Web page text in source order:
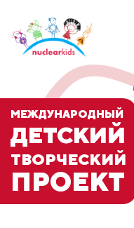
МЕЖДУНАРОДНЫЙ
ДЕТСКИЙ
ТВОРЧЕСКИЙ
ПРОЕКТ